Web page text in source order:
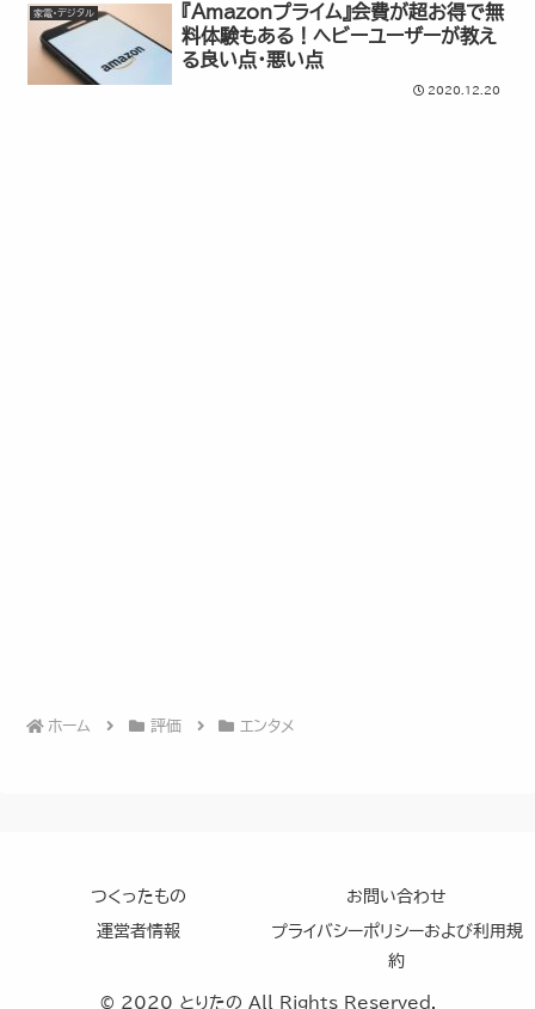
家電・デジタル
『Amazonプライム』会費が超お得で無
料体験もある！ヘビーユーザーが教え
る良い点・悪い点
2020.12.20
ホーム 評価 エンタメ
つくったもの お問い合わせ
運営者情報
プライバシーポリシーおよび利用規
約
© 2020 とりたの All Rights Reserved.